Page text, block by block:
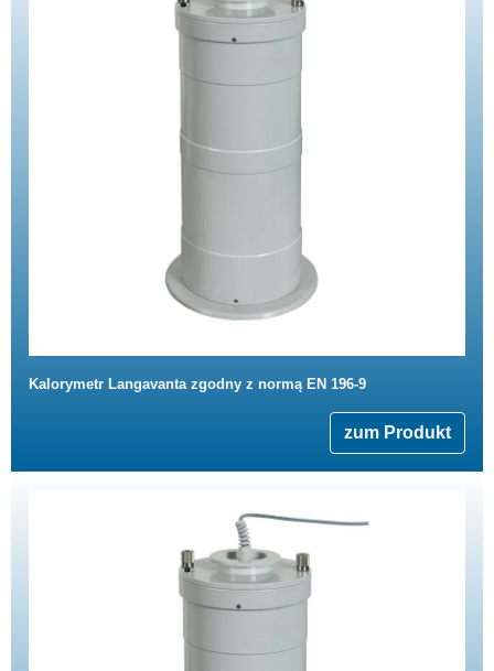
Kalorymetr Langavanta zgodny z normą EN 196-9
zum Produkt